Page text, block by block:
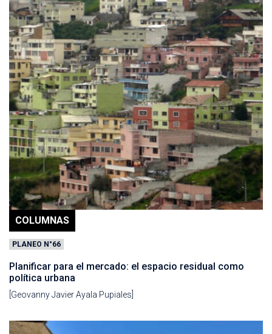
COLUMNAS
PLANEO N°66
Planificar para el mercado: el espacio residual como
política urbana
[Geovanny Javier Ayala Pupiales]